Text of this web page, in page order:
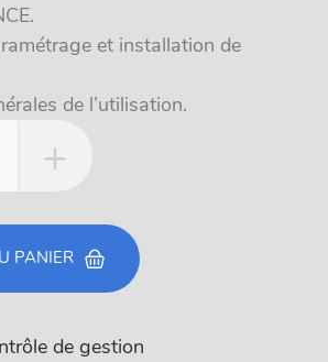
et installation de
de l’utilisation.
PANIER
de gestion